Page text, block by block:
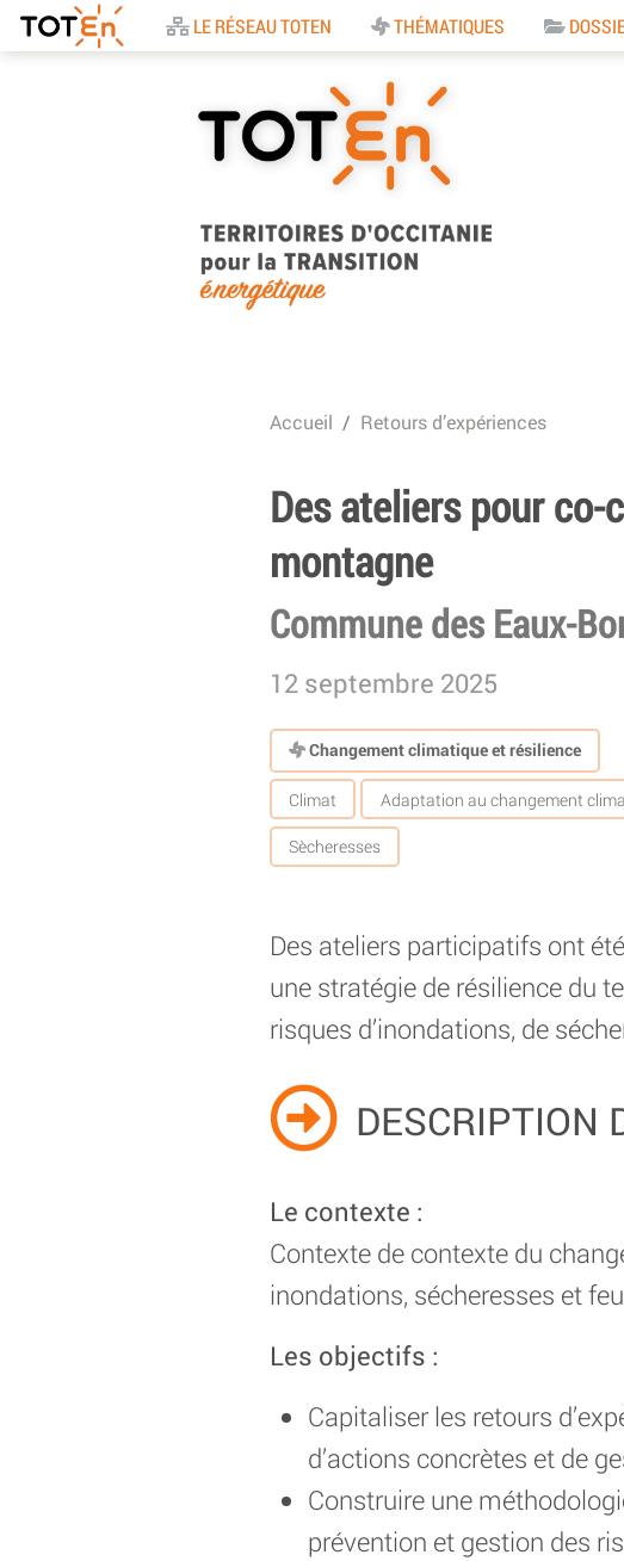
Accueil
LE RÉSEAU TOTEN THÉMATIQUES
pour la Transition
Energétique
Accueil Retours d’expériences
Des ateliers pour
montagne
Commune des Eaux-
12 septembre 2025
Changement climatique et résilience
Climat Adaptation au changement
Sècheresses
Des ateliers participatifs ont
une stratégie de résilience du
risques d’inondations, de
DESCRIPTION
Le contexte :
Contexte de contexte du
inondations, sécheresses et
Les objectifs :
Capitaliser les retours
d’actions concrètes et de
Construire une
prévention et gestion des